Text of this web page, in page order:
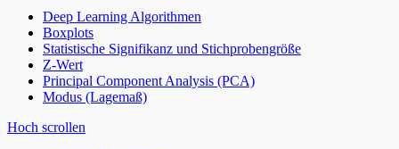
Deep Learning Algorithmen
Boxplots
Statistische Signifikanz und Stichprobengröße
Z-Wert
Principal Component Analysis (PCA)
Modus (Lagemaß)
Hoch scrollen